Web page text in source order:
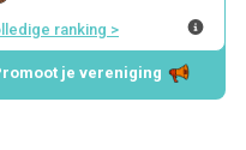
ranking >
je vereniging